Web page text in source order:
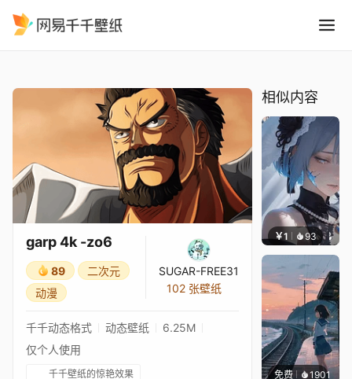
garp 4k -zo6
89
二次元
动漫
SUGAR-FREE31
102 张壁纸
千千动态格式 动态壁纸
6.25M
仅个人使用
千千壁纸的惊艳效果
相似内容
￥1 93 辰东
免费 1901辰东